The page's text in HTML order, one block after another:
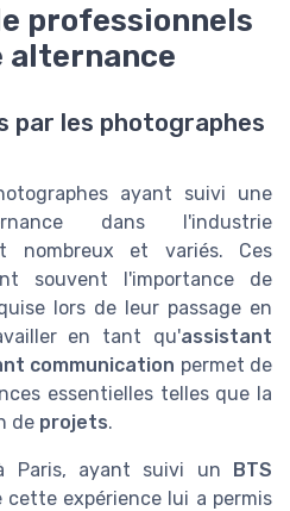
professionnels
alternance
par les photographes
ayant suivi une
dans l'industrie
nombreux et variés. Ces
souvent l'importance de
lors de leur passage en
en tant qu'assistant
communication permet de
essentielles telles que la
de projets.
Paris, ayant suivi un BTS
cette expérience lui a permis